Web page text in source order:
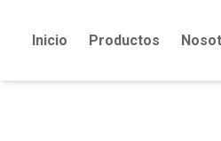
Inicio Productos